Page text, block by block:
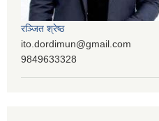
रञ्‍जित श्रेष्ठ
ito.dordimun@gmail.com
9849633328